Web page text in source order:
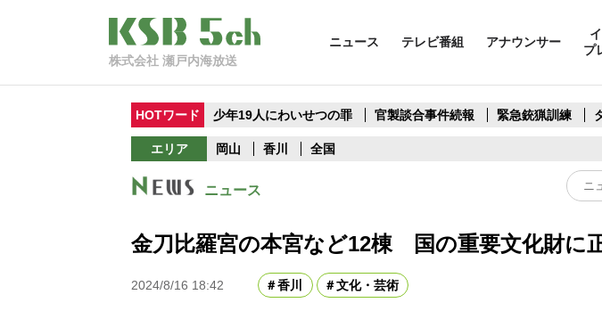
株式会社 瀬戸内海放送
ニュース テレビ番組 アナウンサー
プ
HOTワード 少年19人にわいせつの罪 官製談合事件続報 緊急銃猟訓練
エリア 岡山 香川 全国
ニュース
金刀比羅宮の本宮など12棟 国の重要文化財に
2024/8/16 18:42 香川 文化・芸術